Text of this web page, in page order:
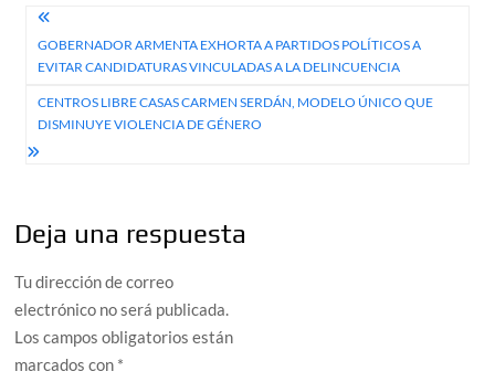
Navegación
de
entradas
GOBERNADOR ARMENTA EXHORTA A PARTIDOS POLÍTICOS A
EVITAR CANDIDATURAS VINCULADAS A LA DELINCUENCIA
CENTROS LIBRE CASAS CARMEN SERDÁN, MODELO ÚNICO QUE
DISMINUYE VIOLENCIA DE GÉNERO
Deja una respuesta
Tu dirección de correo
electrónico no será publicada.
Los campos obligatorios están
marcados con *